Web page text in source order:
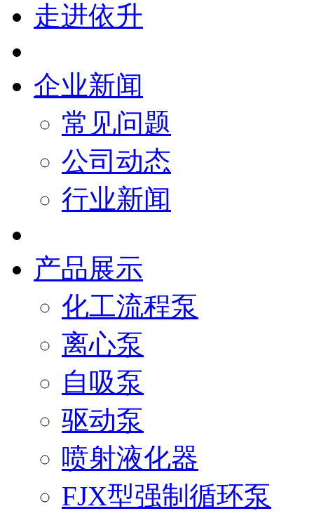
走进依升
企业新闻
常见问题
公司动态
行业新闻
产品展示
化工流程泵
离心泵
自吸泵
驱动泵
喷射液化器
FJX型强制循环泵